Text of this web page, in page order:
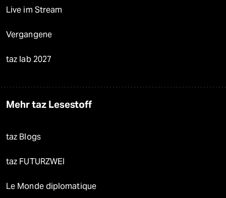
Live im Stream
Vergangene
taz lab 2027
Mehr taz Lesestoff
taz Blogs
taz FUTURZWEI
Le Monde diplomatique